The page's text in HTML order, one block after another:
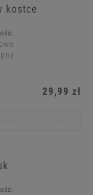
kostce
29,99 zł